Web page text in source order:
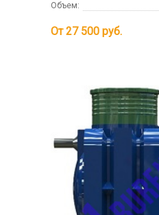
Объем:
От 27 500 руб.